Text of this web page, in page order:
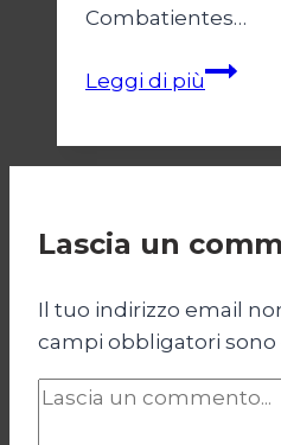
Combatientes…
Leggi di piùLe
ieri
oggi
Lascia un
Il tuo indirizzo email
campi obbligatori